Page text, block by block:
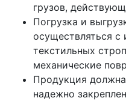
грузов,
Погрузка и
осуществляться с
текстильных
механические
Продукция
надежно